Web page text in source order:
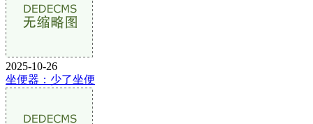
2025-10-26
坐便器：少了坐便